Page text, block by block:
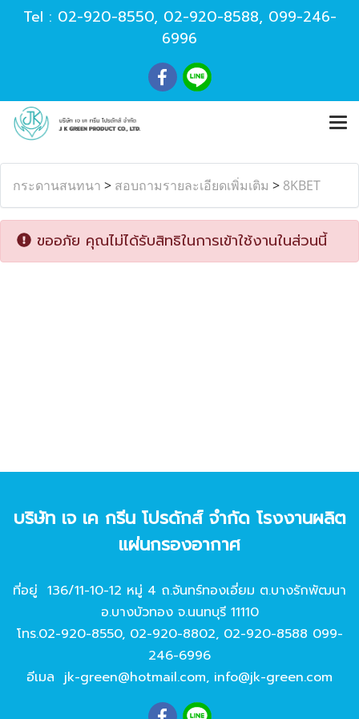
Tel : 02-920-8550, 02-920-8588, 099-246-
6996
กระดานสนทนา > สอบถามรายละเอียดเพิ่มเติม > 8KBET
ขออภัย คุณไม่ได้รับสิทธิในการเข้าใช้งานในส่วนนี้
บริษัท เจ เค กรีน โปรดักส์ จํากัด โรงงานผลิต
แผ่นกรองอากาศ
ที่อยู่ 136/11-10-12 หมู่ 4 ถ.จันทร์ทองเอี่ยม ต.บางรักพัฒนา
อ.บางบัวทอง จ.นนทบุรี 11110
โทร.02-920-8550, 02-920-8802, 02-920-8588 099-
246-6996
อีเมล jk-green@hotmail.com, info@jk-green.com